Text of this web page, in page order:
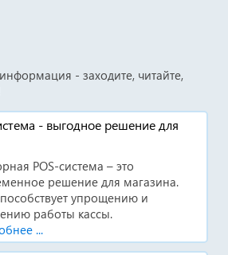
- заходите, читайте,
- выгодное решение для
POS-система – это
решение для магазина.
упрощению и
работы кассы.
...